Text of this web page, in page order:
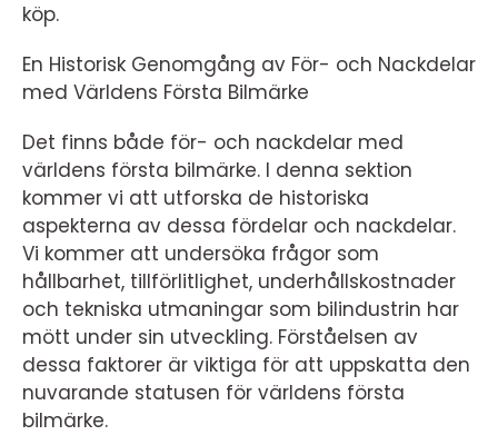
köp.
En Historisk Genomgång av För- och Nackdelar
med Världens Första Bilmärke
Det finns både för- och nackdelar med
världens första bilmärke. I denna sektion
kommer vi att utforska de historiska
aspekterna av dessa fördelar och nackdelar.
Vi kommer att undersöka frågor som
hållbarhet, tillförlitlighet, underhållskostnader
och tekniska utmaningar som bilindustrin har
mött under sin utveckling. Förståelsen av
dessa faktorer är viktiga för att uppskatta den
nuvarande statusen för världens första
bilmärke.